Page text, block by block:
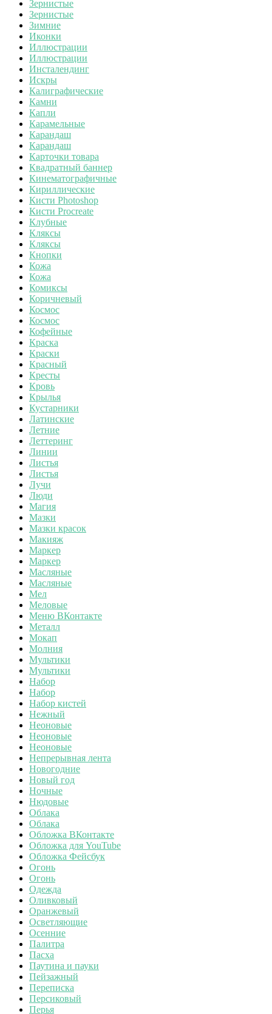
Зернистые
Зернистые
Зимние
Иконки
Иллюстрации
Иллюстрации
Инсталендинг
Искры
Калиграфические
Камни
Капли
Карамельные
Карандаш
Карандаш
Карточки товара
Квадратный баннер
Кинематографичные
Кириллические
Кисти Photoshop
Кисти Procreate
Клубные
Кляксы
Кляксы
Кнопки
Кожа
Кожа
Комиксы
Коричневый
Космос
Космос
Кофейные
Краска
Краски
Красный
Кресты
Кровь
Крылья
Кустарники
Латинские
Летние
Леттеринг
Линии
Листья
Листья
Лучи
Люди
Магия
Мазки
Мазки красок
Макияж
Маркер
Маркер
Масляные
Масляные
Мел
Меловые
Меню ВКонтакте
Металл
Мокап
Молния
Мультики
Мультики
Набор
Набор
Набор кистей
Нежный
Неоновые
Неоновые
Неоновые
Непрерывная лента
Новогодние
Новый год
Ночные
Нюдовые
Облака
Облака
Обложка ВКонтакте
Обложка для YouTube
Обложка Фейсбук
Огонь
Огонь
Одежда
Оливковый
Оранжевый
Осветляющие
Осенние
Палитра
Пасха
Паутина и пауки
Пейзажный
Переписка
Персиковый
Перья